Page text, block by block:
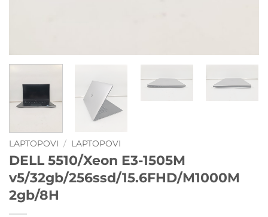
LAPTOPOVI / LAPTOPOVI
DELL 5510/Xeon E3-1505M
v5/32gb/256ssd/15.6FHD/M1000M
2gb/8H